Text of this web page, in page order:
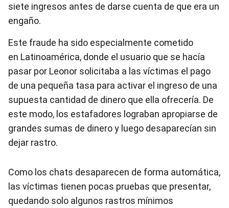
siete ingresos antes de darse cuenta de que era un
engaño.
Este fraude ha sido especialmente cometido
en Latinoamérica, donde el usuario que se hacía
pasar por Leonor solicitaba a las víctimas el pago
de una pequeña tasa para activar el ingreso de una
supuesta cantidad de dinero que ella ofrecería. De
este modo, los estafadores lograban apropiarse de
grandes sumas de dinero y luego desaparecían sin
dejar rastro.
Como los chats desaparecen de forma automática,
las víctimas tienen pocas pruebas que presentar,
quedando solo algunos rastros mínimos